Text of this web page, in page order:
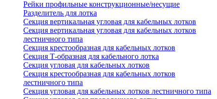
Рейки профильные конструкционные/несущие
Разделитель для лотка
Секция вертикальная угловая для кабельных лотков
Секция вертикальная угловая для кабельных лотков
лестничного типа
Секция крестообразная для кабельных лотков
Секция Т-образная для кабельного лотка
Секция угловая для кабельных лотков
Секция крестообразная для кабельных лотков
лестничного типа
Секция угловая для кабельных лотков лестничного типа